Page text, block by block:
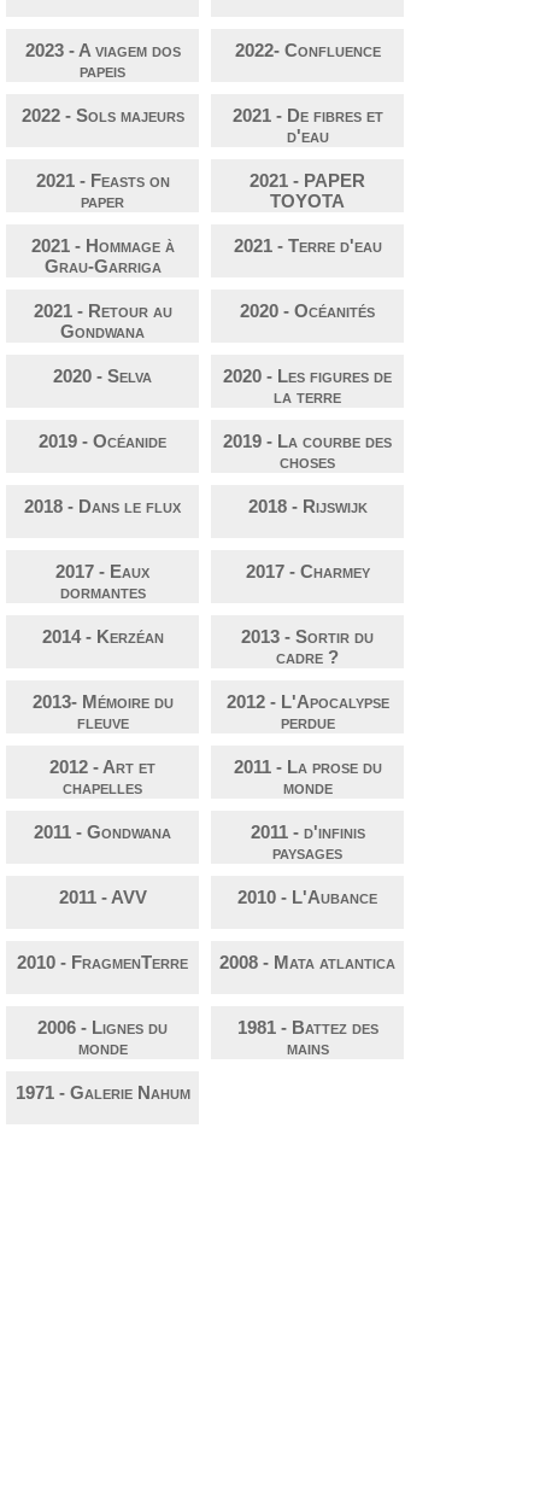
2023 - A viagem dos
papeis
2022- Confluence
2022 - Sols majeurs
2021 - De fibres et
d'eau
2021 - Feasts on
paper
2021 - PAPER
TOYOTA
2021 - Hommage à
Grau-Garriga
2021 - Terre d'eau
2021 - Retour au
Gondwana
2020 - Océanités
2020 - Selva
2020 - Les figures de
la terre
2019 - Océanide
2019 - La courbe des
choses
2018 - Dans le flux 2018 - Rijswijk
2017 - Eaux
dormantes
2017 - Charmey
2014 - Kerzéan
2013 - Sortir du
cadre ?
2013- Mémoire du
fleuve
2012 - L'Apocalypse
perdue
2012 - Art et
chapelles
2011 - La prose du
monde
2011 - Gondwana
2011 - d'infinis
paysages
2011 - AVV 2010 - L'Aubance
2010 - FragmenTerre 2008 - Mata atlantica
2006 - Lignes du
monde
1981 - Battez des
mains
1971 - Galerie Nahum